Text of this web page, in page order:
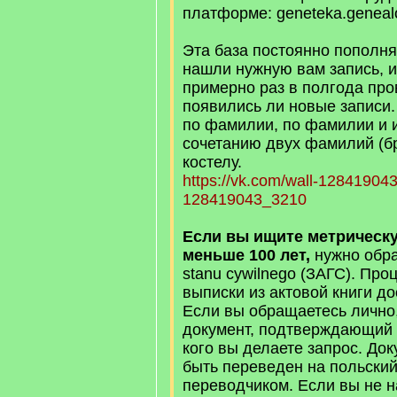
платформе:
Эта база постоянно
нашли нужную вам запись,
примерно раз в полгода
появились ли новые
по фамилии, по фамилии и
сочетанию двух фамилий
костелу.
https://vk.com/wall-
128419043_3210
Если вы ищите
меньше 100 лет, нужно
stanu cywilnego (ЗАГС).
выписки из актовой книги
Если вы обращаетесь
документ, подтверждающий
кого вы делаете запрос.
быть переведен на
переводчиком. Если вы не